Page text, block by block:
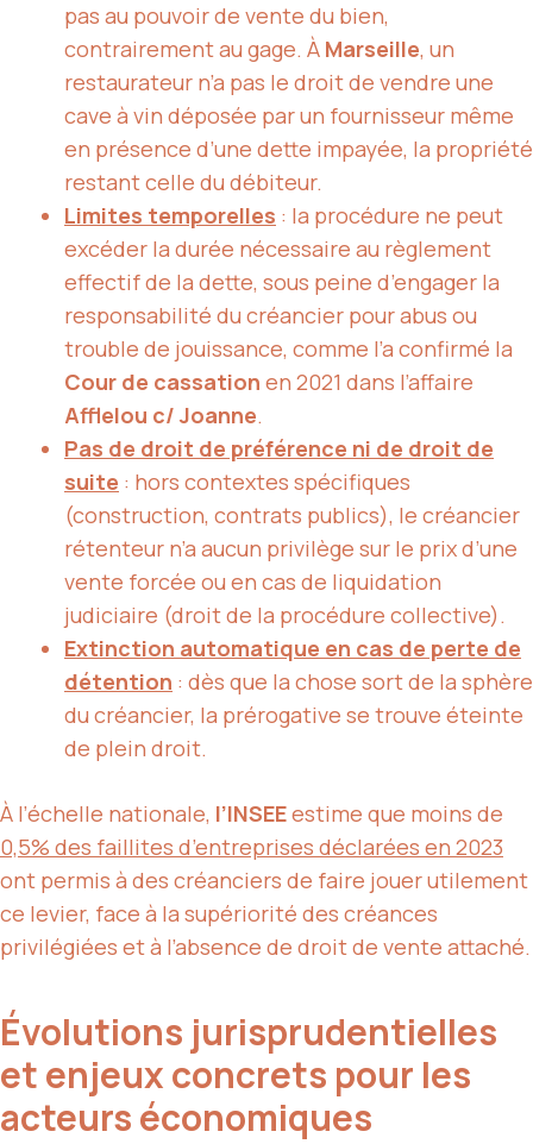
pas au pouvoir de vente du bien,
contrairement au gage. À Marseille, un
restaurateur n’a pas le droit de vendre une
cave à vin déposée par un fournisseur même
en présence d’une dette impayée, la propriété
restant celle du débiteur.
Limites temporelles : la procédure ne peut
excéder la durée nécessaire au règlement
effectif de la dette, sous peine d’engager la
responsabilité du créancier pour abus ou
trouble de jouissance, comme l’a confirmé la
Cour de cassation en 2021 dans l’affaire
Afflelou c/ Joanne.
Pas de droit de préférence ni de droit de
suite : hors contextes spécifiques
(construction, contrats publics), le créancier
rétenteur n’a aucun privilège sur le prix d’une
vente forcée ou en cas de liquidation
judiciaire (droit de la procédure collective).
Extinction automatique en cas de perte de
détention : dès que la chose sort de la sphère
du créancier, la prérogative se trouve éteinte
de plein droit.
À l’échelle nationale, l’INSEEestime que moins de
0,5% des faillites d’entreprises déclarées en 2023
ont permis à des créanciers de faire jouer utilement
ce levier, face à la supériorité des créances
privilégiées et à l’absence de droit de vente attaché.
Évolutions jurisprudentielles
et enjeux concrets pour les
acteurs économiques